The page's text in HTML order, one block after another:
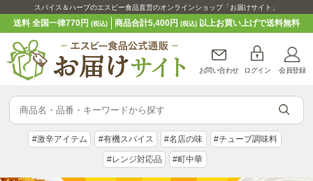
スパイス＆ハーブのエスビー食品直営のオンラインショップ「お届けサイト」
送料 全国一律770円(税込) 商品合計5,400円 (税込)以上お買い上げで送料無料
お問い合わせ ログイン 会員登録
#激辛アイテム #有機スパイス #名店の味 #チューブ調味料
#レンジ対応品 #町中華